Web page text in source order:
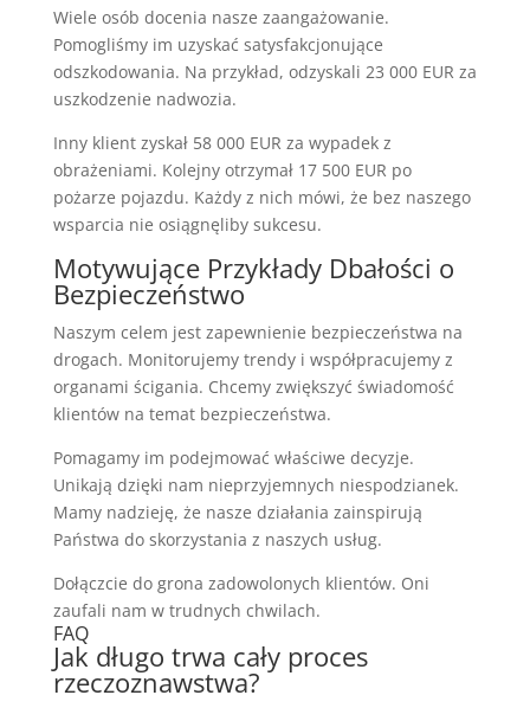
Wiele osób docenia nasze zaangażowanie.
Pomogliśmy im uzyskać satysfakcjonujące
odszkodowania. Na przykład, odzyskali 23 000 EUR za
uszkodzenie nadwozia.
Inny klient zyskał 58 000 EUR za wypadek z
obrażeniami. Kolejny otrzymał 17 500 EUR po
pożarze pojazdu. Każdy z nich mówi, że bez naszego
wsparcia nie osiągnęliby sukcesu.
Motywujące Przykłady Dbałości o
Bezpieczeństwo
Naszym celem jest zapewnienie bezpieczeństwa na
drogach. Monitorujemy trendy i współpracujemy z
organami ścigania. Chcemy zwiększyć świadomość
klientów na temat bezpieczeństwa.
Pomagamy im podejmować właściwe decyzje.
Unikają dzięki nam nieprzyjemnych niespodzianek.
Mamy nadzieję, że nasze działania zainspirują
Państwa do skorzystania z naszych usług.
Dołączcie do grona zadowolonych klientów. Oni
zaufali nam w trudnych chwilach.
FAQ
Jak długo trwa cały proces
rzeczoznawstwa?